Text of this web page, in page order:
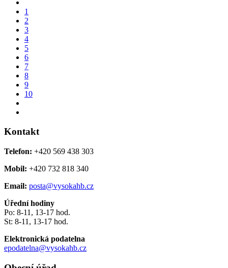
1
2
3
4
5
6
7
8
9
10
Kontakt
Telefon: +420 569 438 303
Mobil: +420 732 818 340
Email: posta@vysokahb.cz
Úřední hodiny
Po: 8-11, 13-17 hod.
St: 8-11, 13-17 hod.
Elektronická podatelna
epodatelna@vysokahb.cz